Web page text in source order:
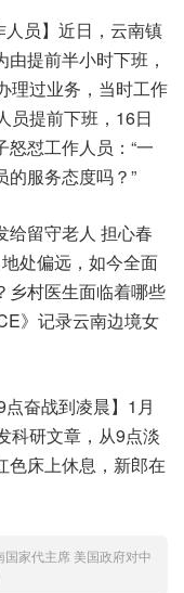
人员】近日，云南镇
提前半小时下班，
理过业务，当时工作
员提前下班，16日
怼工作人员：“一
服务态度吗？”
给留守老人 担心春
处偏远，如今全面
乡村医生面临着哪些
》记录云南边境女
点奋战到凌晨】1月
科研文章，从9点淡
色床上休息，新郎在
家代主席 美国政府对中